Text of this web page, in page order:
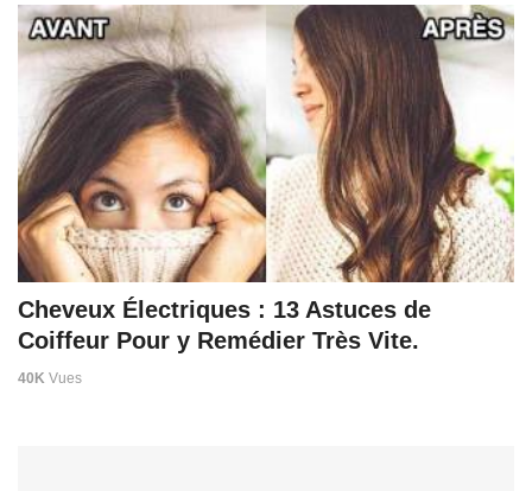
Cheveux Électriques : 13 Astuces de
Coiffeur Pour y Remédier Très Vite.
40K Vues